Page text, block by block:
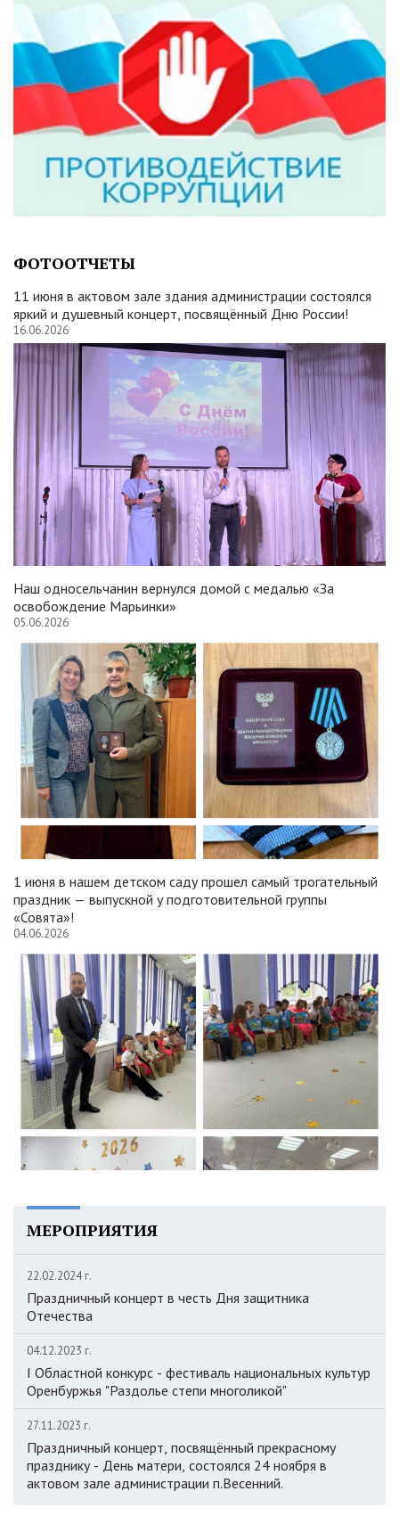
ФОТООТЧЕТЫ
11 июня в актовом зале здания администрации состоялся
яркий и душевный концерт, посвящённый Дню России!
16.06.2026
Наш односельчанин вернулся домой с медалью «За
освобождение Марьинки»
05.06.2026
1 июня в нашем детском саду прошел самый трогательный
праздник — выпускной у подготовительной группы
«Совята»!
04.06.2026
МЕРОПРИЯТИЯ
22.02.2024 г.
Праздничный концерт в честь Дня защитника
Отечества
04.12.2023 г.
I Областной конкурс - фестиваль национальных культур
Оренбуржья "Раздолье степи многоликой"
27.11.2023 г.
Праздничный концерт, посвящённый прекрасному
празднику - День матери, состоялся 24 ноября в
актовом зале администрации п.Весенний.